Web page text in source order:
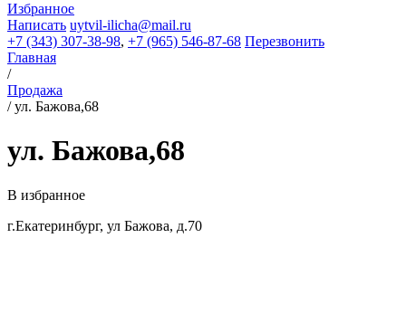
Избранное
Написать uytvil-ilicha@mail.ru
+7 (343) 307-38-98, +7 (965) 546-87-68 Перезвонить
Главная
/
Продажа
/ул. Бажова,68
ул. Бажова,68
В избранное
г.Екатеринбург, ул Бажова, д.70